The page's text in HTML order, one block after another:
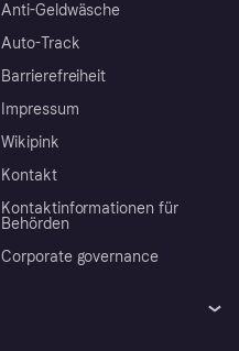
Anti-Geldwäsche
Auto-Track
Barrierefreiheit
Impressum
Wikipink
Kontakt
Kontaktinformationen für
Behörden
Corporate governance